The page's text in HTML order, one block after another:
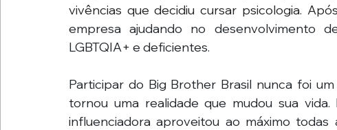
vivências que decidiu cursar psicologia.
empresa ajudando no desenvolvimento
LGBTQIA+ e deficientes.
Participar do Big Brother Brasil nunca foi
tornou uma realidade que mudou sua
influenciadora aproveitou ao máximo